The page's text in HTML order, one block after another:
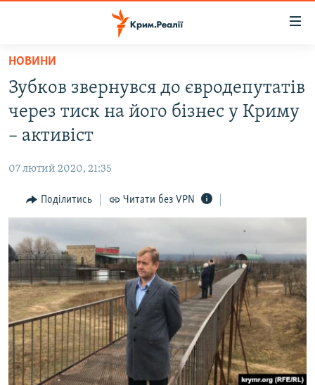
Перейти
основного
матеріалу
Перейти
основної
Перейти
до
НОВИНИ
ВОДА.КРИМ
ВІДЕО ТА ФОТО
БЛОГИ
ПОГЛЯД
ВСЕ ЗА ДЕНЬ
СПЕЦПРОЕКТИ
ДЕПОРТАЦІЯ
ВІДЕОУРОКИ «ELIFBE»
СВІДЧЕННЯ ОКУПАЦІЇ
УКРАЇНСЬКА ПРОБЛЕМА КРИМУ
ЯК ОБІЙТИ БЛОКУВАННЯ
Русский
Qırımtatar
НОВИНИ
Зубков звернувся до євродепутатів
через тиск на його бізнес у Криму
– активіст
07 лютий 2020, 21:35
Поділитись Читати без VPN